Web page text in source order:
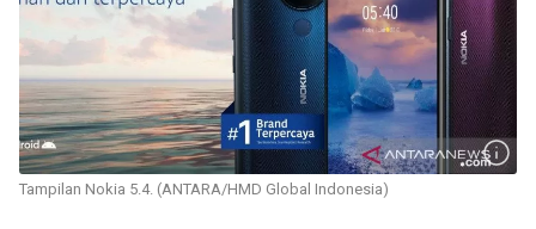
Tampilan Nokia 5.4. (ANTARA/HMD Global Indonesia)